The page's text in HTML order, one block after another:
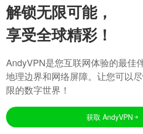
解锁无限可能，
享受全球精彩！
AndyVPN是您互联网体验的最佳
地理边界和网络屏障。让您可以
限的数字世界！
获取 AndyVPN